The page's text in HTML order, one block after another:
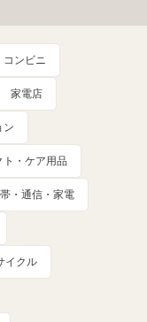
コンビニ
家電店
ン
ト・ケア用品
・通信・家電
イクル